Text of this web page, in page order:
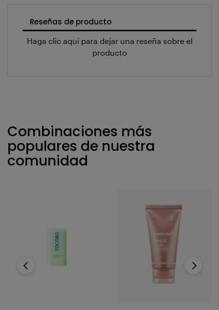
Reseñas de producto
Haga clic aquí para dejar una reseña sobre el
producto
Combinaciones más
populares de nuestra
comunidad
‹ ›